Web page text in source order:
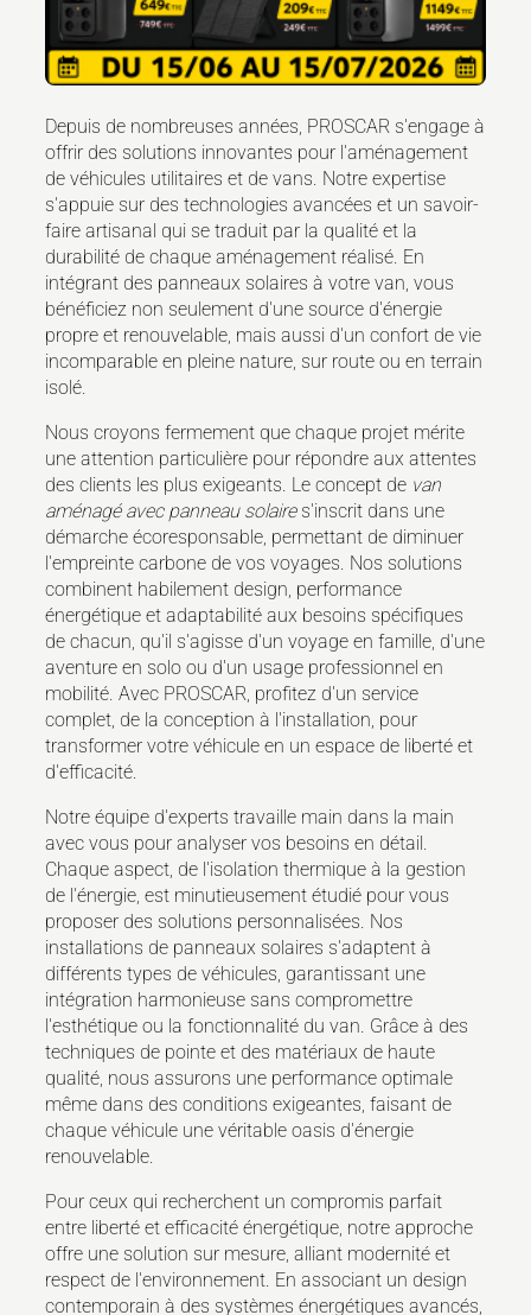
Depuis de nombreuses années, PROSCAR s'engage à
offrir des solutions innovantes pour l'aménagement
de véhicules utilitaires et de vans. Notre expertise
s'appuie sur des technologies avancées et un savoir-
faire artisanal qui se traduit par la qualité et la
durabilité de chaque aménagement réalisé. En
intégrant des panneaux solaires à votre van, vous
bénéficiez non seulement d'une source d'énergie
propre et renouvelable, mais aussi d'un confort de vie
incomparable en pleine nature, sur route ou en terrain
isolé.
Nous croyons fermement que chaque projet mérite
une attention particulière pour répondre aux attentes
des clients les plus exigeants. Le concept de van
aménagé avec panneau solaires'inscrit dans une
démarche écoresponsable, permettant de diminuer
l'empreinte carbone de vos voyages. Nos solutions
combinent habilement design, performance
énergétique et adaptabilité aux besoins spécifiques
de chacun, qu'il s'agisse d'un voyage en famille, d'une
aventure en solo ou d'un usage professionnel en
mobilité. Avec PROSCAR, profitez d'un service
complet, de la conception à l'installation, pour
transformer votre véhicule en un espace de liberté et
d'efficacité.
Notre équipe d'experts travaille main dans la main
avec vous pour analyser vos besoins en détail.
Chaque aspect, de l'isolation thermique à la gestion
de l'énergie, est minutieusement étudié pour vous
proposer des solutions personnalisées. Nos
installations de panneaux solaires s'adaptent à
différents types de véhicules, garantissant une
intégration harmonieuse sans compromettre
l'esthétique ou la fonctionnalité du van. Grâce à des
techniques de pointe et des matériaux de haute
qualité, nous assurons une performance optimale
même dans des conditions exigeantes, faisant de
chaque véhicule une véritable oasis d'énergie
renouvelable.
Pour ceux qui recherchent un compromis parfait
entre liberté et efficacité énergétique, notre approche
offre une solution sur mesure, alliant modernité et
respect de l'environnement. En associant un design
contemporain à des systèmes énergétiques avancés,